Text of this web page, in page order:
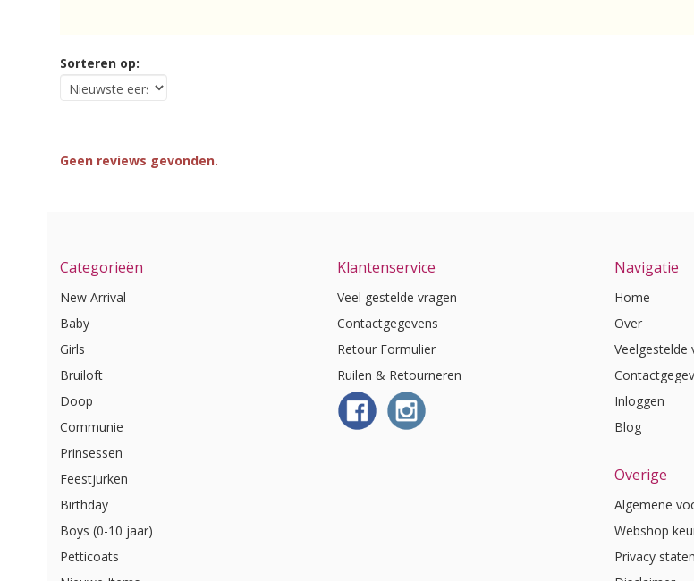
Sorteren op:
Geen reviews gevonden.
Categorieën
New Arrival
Baby
Girls
Bruiloft
Doop
Communie
Prinsessen
Feestjurken
Birthday
Boys (0-10 jaar)
Petticoats
Klantenservice
Veel gestelde vragen
Contactgegevens
Retour Formulier
Ruilen & Retourneren
Navigatie
Home
Over
Veelgestelde
Inloggen
Blog
Overige
Algemene
Webshop
Privacy